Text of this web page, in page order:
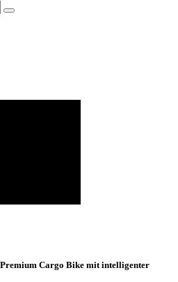
Cargo Bike mit intelligenter